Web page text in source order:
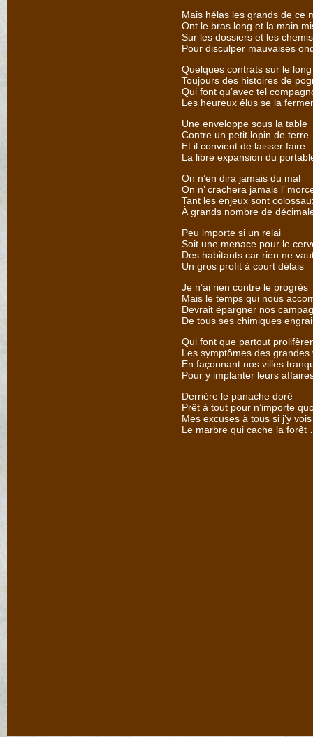
Mais hélas les grands de ce
Ont le bras long et la main
Sur les dossiers et les
Pour disculper mauvaises
Quelques contrats sur le
Toujours des histoires de
Qui font qu’avec tel
Les heureux élus se la
Une enveloppe sous la table
Contre un petit lopin de terre
Et il convient de laisser faire
La libre expansion du
On n’en dira jamais du mal
On n’ crachera jamais l’
Tant les enjeux sont
À grands nombre de
Peu importe si un relai
Soit une menace pour le
Des habitants car rien ne
Un gros profit à court délais
Je n’ai rien contre le progrès
Mais le temps qui nous
Devrait épargner nos
De tous ses chimiques
Qui font que partout
Les symptômes des grandes
En façonnant nos villes
Pour y implanter leurs
Derrière le panache doré
Prêt à tout pour n’importe
Mes excuses à tous si j’y vois
Le marbre qui cache la forêt